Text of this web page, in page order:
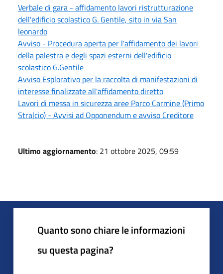
Verbale di gara - affidamento lavori ristrutturazione
dell'edificio scolastico G. Gentile, sito in via San
leonardo
Avviso - Procedura aperta per l'affidamento dei lavori
della palestra e degli spazi esterni dell'edificio
scolastico G.Gentile
Avviso Esplorativo per la raccolta di manifestazioni di
interesse finalizzate all'affidamento diretto
Lavori di messa in sicurezza aree Parco Carmine (Primo
Stralcio) - Avvisi ad Opponendum e avviso Creditore
Ultimo aggiornamento: 21 ottobre 2025, 09:59
Quanto sono chiare le informazioni
su questa pagina?